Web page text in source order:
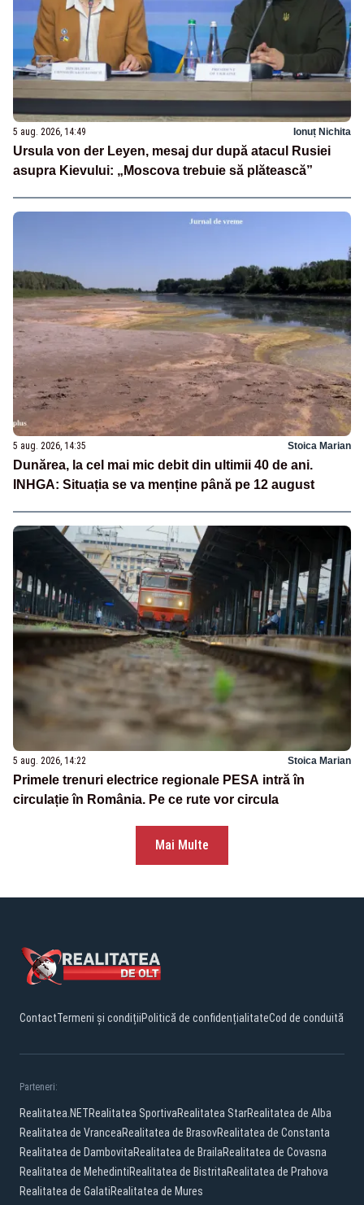
5 aug. 2026, 14:49 Ionuț Nichita
Ursula von der Leyen, mesaj dur după atacul Rusiei
asupra Kievului: „Moscova trebuie să plătească”
5 aug. 2026, 14:35 Stoica Marian
Dunărea, la cel mai mic debit din ultimii 40 de ani.
INHGA: Situația se va menține până pe 12 august
5 aug. 2026, 14:22 Stoica Marian
Primele trenuri electrice regionale PESA intră în
circulație în România. Pe ce rute vor circula
Mai Multe
ContactTermeni și condițiiPolitică de confidențialitateCod de conduită
Parteneri:
Realitatea.NETRealitatea SportivaRealitatea StarRealitatea de Alba
Realitatea de VranceaRealitatea de BrasovRealitatea de Constanta
Realitatea de DambovitaRealitatea de BrailaRealitatea de Covasna
Realitatea de MehedintiRealitatea de BistritaRealitatea de Prahova
Realitatea de GalatiRealitatea de Mures